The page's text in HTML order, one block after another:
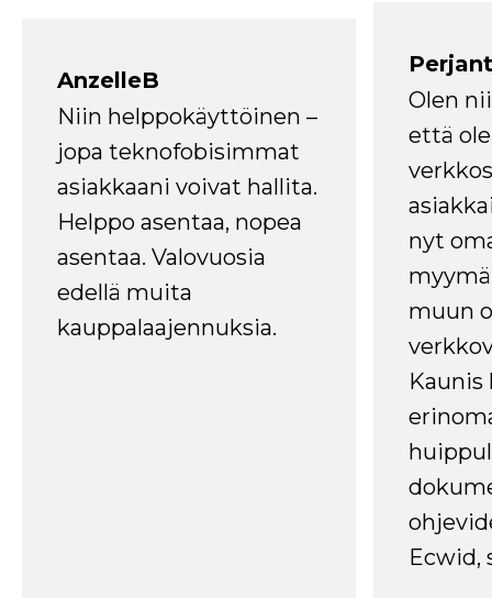
AnzelleB
Niin helppokäyttöinen –
jopa teknofobisimmat
asiakkaani voivat hallita.
Helppo asentaa, nopea
asentaa. Valovuosia
edellä muita
kauppalaajennuksia.
Olen
että
nyt
muun
Kaunis
Ecwid,